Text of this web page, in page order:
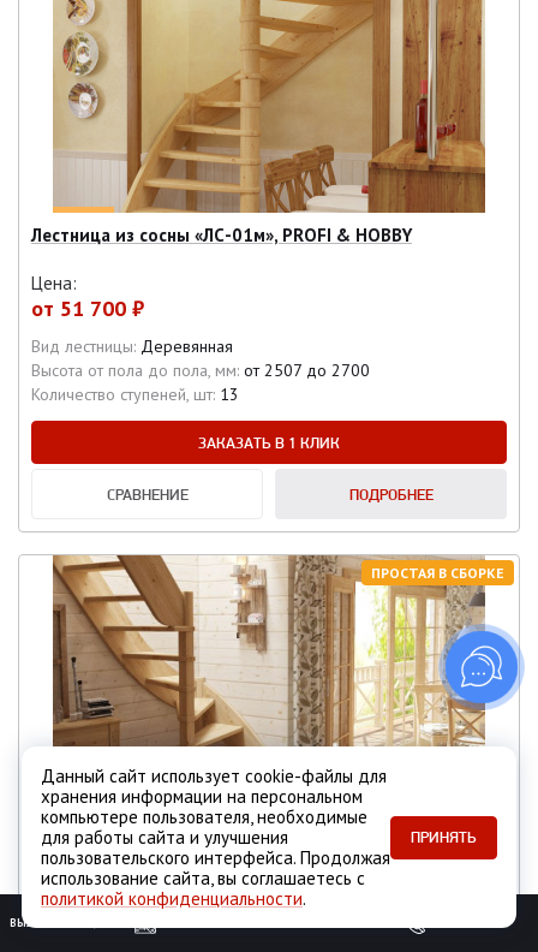
Лестница из сосны «ЛС-01м», PROFI & HOBBY
Цена:
от 51 700 ₽
Вид лестницы: Деревянная
Высота от пола до пола, мм: от 2507 до 2700
Количество ступеней, шт: 13
ЗАКАЗАТЬ В 1 КЛИК
СРАВНЕНИЕ ПОДРОБНЕЕ
ПРОСТАЯ В СБОРКЕ
Лестница из сосны ЛС-92м/4, PROFI & HOBBY
Цена:
от52 800 ₽
ВЫЗОВ ЗАМЕРЩИКА
Данный сайт использует cookie-файлы для
хранения информации на персональном
компьютере пользователя, необходимые
для работы сайта и улучшения
пользовательского интерфейса. Продолжая
использование сайта, вы соглашаетесь с
политикой конфиденциальности.
ПРИНЯТЬ